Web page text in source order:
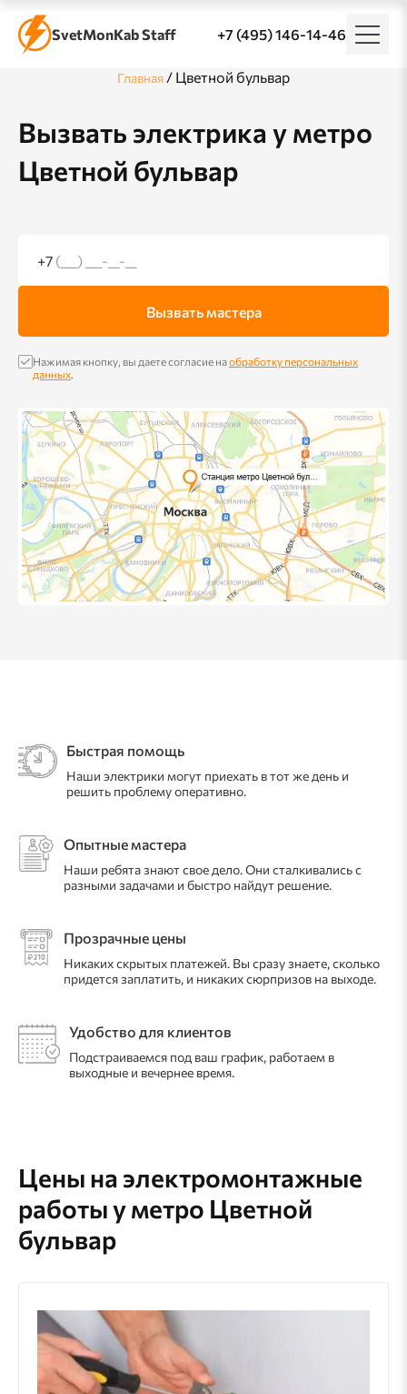
SvetMonKab Staff +7 (495) 146-14-46
Главная / Цветной бульвар
Вызвать электрика у метро
Цветной бульвар
+7 (___) ___-__-__
Вызвать мастера
Нажимая кнопку, вы даете согласие наобработку персональных
данных.
Быстрая помощь
Наши электрики могут приехать в тот же день и
решить проблему оперативно.
Опытные мастера
Наши ребята знают свое дело. Они сталкивались с
разными задачами и быстро найдут решение.
Прозрачные цены
Никаких скрытых платежей. Вы сразу знаете, сколько
придется заплатить, и никаких сюрпризов на выходе.
Удобство для клиентов
Подстраиваемся под ваш график, работаем в
выходные и вечернее время.
Цены на электромонтажные
работыу метро Цветной
бульвар